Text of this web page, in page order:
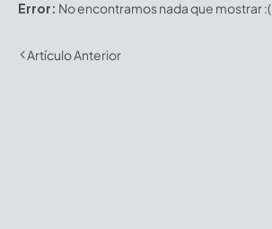
Error: No encontramos nada que mostrar :(
Artículo Anterior